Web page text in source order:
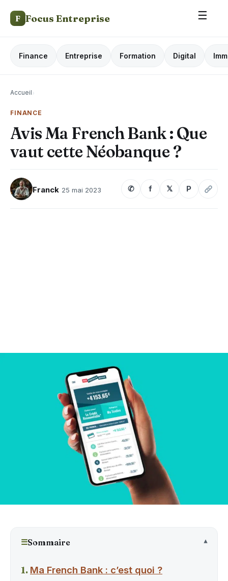
F Focus Entreprise ☰
Finance Entreprise Formation Digital
Accueil›
FINANCE
Avis Ma French Bank : Que
vaut cette Néobanque ?
Franck 25 mai 2023 ✆ f 𝕏 P
☰Sommaire
Ma French Bank : c’est quoi ?